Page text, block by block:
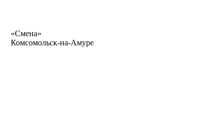
«Смена»
Комсомольск-на-Амуре